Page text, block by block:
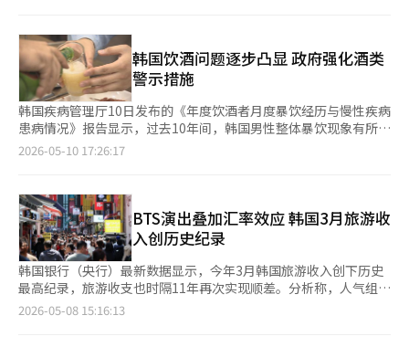
19.2%，领先全体职业类别。 服务及销售行业从业者也出现较明显
增长，男女分别增长11.8%和10.9%。相反，无业、家庭主妇及学
生群体的婚姻增长率明显偏低，男性为7.7%，女性仅为2%。从事
单纯劳动者男性和
韩国饮酒问题逐步凸显 政府强化酒类
警示措施
韩国疾病管理厅10日发布的《年度饮酒者月度暴饮经历与慢性疾病
患病情况》报告显示，过去10年间，韩国男性整体暴饮现象有所缓
解，但女性过量饮酒问题呈上升趋势。其中，30至39岁女性暴饮
度暴饮率已从2015年的61.8%降至2024年的56.7%；女性则由
31.2%升至33.4%。不过，从绝对水平来看，各年龄段男性暴饮率
仍普遍高于女性。 报告所指“月度暴饮率”，即过去一年中，每
月至少有一次在单次饮酒场合达到暴饮
2026-05-10 17:26:17
BTS演出叠加汇率效应 韩国3月旅游收
入创历史纪录
韩国银行（央行）最新数据显示，今年3月韩国旅游收入创下历史
最高纪录，旅游收支也时隔11年再次实现顺差。分析称，人气组合
防弹少年团（BTS）在首尔光化门举行的大型回归演出，以及韩元
2026-05-08 15:16:13